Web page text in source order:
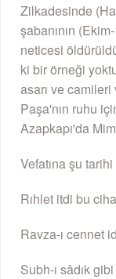
Zilkadesinde
şabanının
neticesi
ki bir örneği
asarı ve
Paşa'nın ruhu
Azapkapı'da
Vefatına şu
Rıhlet itdi bu
Ravza-ı cennet
Subh-ı sâdık